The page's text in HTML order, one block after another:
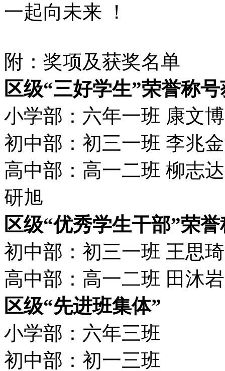
一起向未来 ！
附：奖项及获奖名单
区级“三好学生”荣誉称
小学部：六年一班 康文博
初中部：初三一班 李兆
高中部：高一二班 柳志
研旭
区级“优秀学生干部”荣
初中部：初三一班 王思琦
高中部：高一二班 田沐岩
区级“先进班集体”
小学部：六年三班
初中部：初一三班